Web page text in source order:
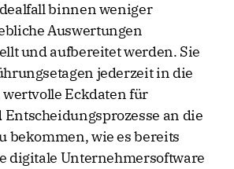
binnen weniger
Auswertungen
und aufbereitet werden. Sie
jederzeit in die
Eckdaten für
an die
bekommen, wie es bereits
digitale Unternehmersoftware